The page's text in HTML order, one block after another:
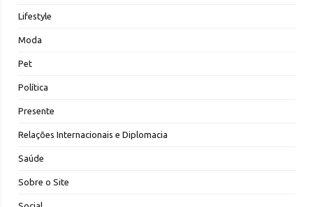
Lifestyle
Moda
Pet
Política
Presente
Relações Internacionais e Diplomacia
Saúde
Sobre o Site